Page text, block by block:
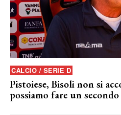
CALCIO / SERIE D
Pistoiese, Bisoli non si
possiamo fare un